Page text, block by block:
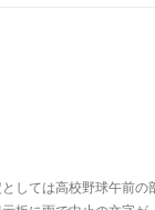
しては高校野球午前の